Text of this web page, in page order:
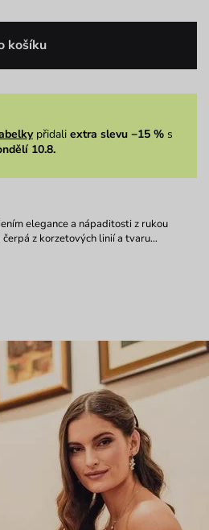
košíku
přidali extra slevu −15 %s
10.8.
elegance a nápaditosti z rukou
z korzetových linií a tvaru…